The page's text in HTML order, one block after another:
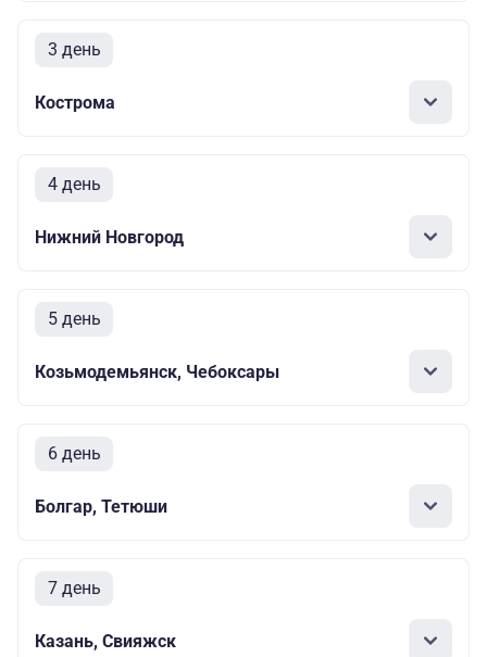
3 день
Кострома
4 день
Нижний Новгород
5 день
Козьмодемьянск, Чебоксары
6 день
Болгар, Тетюши
7 день
Казань, Свияжск